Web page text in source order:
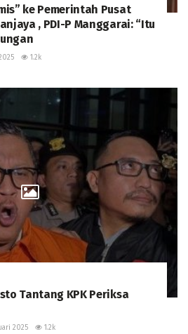
ke Pemerintah Pusat
, PDI-P Manggarai: “Itu
1.2k
Tantang KPK Periksa
2025 1.2k